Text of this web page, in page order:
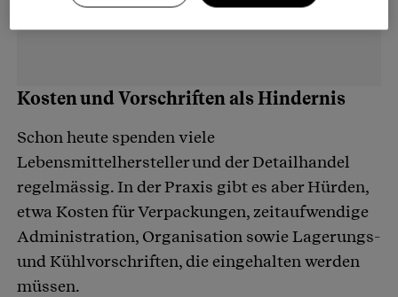
Kosten und Vorschriften als Hindernis
Schon heute spenden viele
Lebensmittelhersteller und der Detailhandel
regelmässig. In der Praxis gibt es aber Hürden,
etwa Kosten für Verpackungen, zeitaufwendige
Administration, Organisation sowie Lagerungs-
und Kühlvorschriften, die eingehalten werden
müssen.